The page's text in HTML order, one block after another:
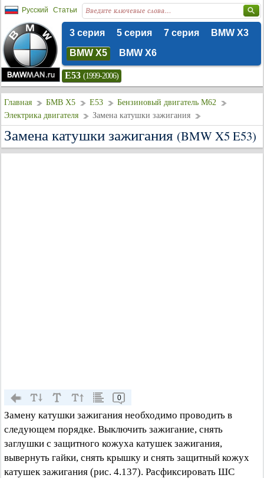
Русский Статьи
3 серия 5 серия 7 серия
BMW X3
BMW X5
BMW X6
E53 (1999-2006)
Главная БМВ Х5 E53
Бензиновый двигатель M62
Электрика двигателя
Замена катушки зажигания
Замена катушки зажигания (BMW X5 E53)
0
Замену катушки зажигания необходимо проводить в
следующем порядке. Выключить зажигание, снять
заглушки с защитного кожуха катушек зажигания,
вывернуть гайки, снять крышку и снять защитный кожух
катушек зажигания (рис. 4.137). Расфиксировать ШС